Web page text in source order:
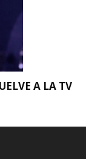
A LA TV